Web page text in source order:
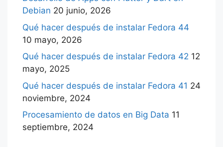
Debian 20 junio, 2026
Qué hacer después de instalar Fedora 44
10 mayo, 2026
Qué hacer después de instalar Fedora 42 12
mayo, 2025
Qué hacer después de instalar Fedora 41 24
noviembre, 2024
Procesamiento de datos en Big Data 11
septiembre, 2024